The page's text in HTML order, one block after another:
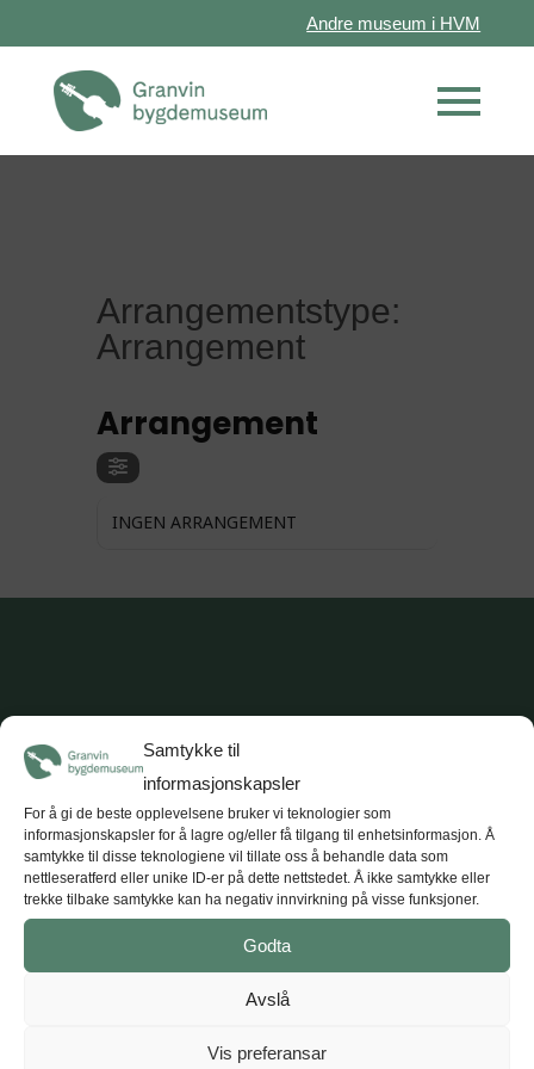
Samtykke til
informasjonskapsler
For å gi de beste opplevelsene bruker vi teknologier som
informasjonskapsler for å lagre og/eller få tilgang til enhetsinformasjon. Å
samtykke til disse teknologiene vil tillate oss å behandle data som
nettleseratferd eller unike ID-er på dette nettstedet. Å ikke samtykke eller
trekke tilbake samtykke kan ha negativ innvirkning på visse funksjoner.
Godta
Avslå
Vis preferansar
Andre museum i HVM
Arrangementstype:
Arrangement
Arrangement
INGEN ARRANGEMENT
Ope ved førespurnad
I JULI: Det vert halda
tradisjonsmusikkkonsertarkvar torsdag i
juli (5 konsertar) kl. 18.Tunet opnar kl. 17
med opne utstillingar, kaffe og vafler.